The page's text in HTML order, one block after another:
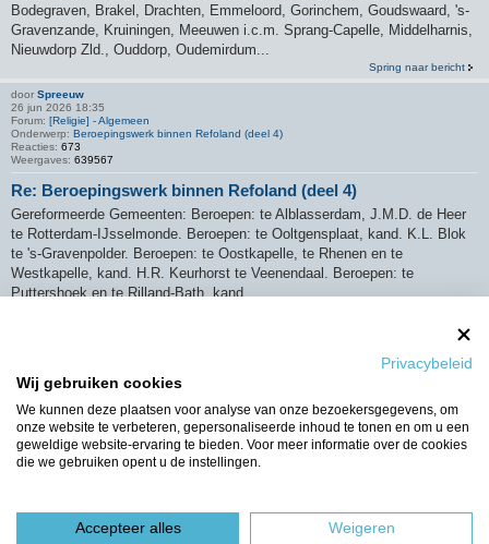
Bodegraven, Brakel, Drachten, Emmeloord, Gorinchem, Goudswaard, 's-
Gravenzande, Kruiningen, Meeuwen i.c.m. Sprang-Capelle, Middelharnis,
Nieuwdorp Zld., Ouddorp, Oudemirdum...
Spring naar bericht
door Spreeuw
26 jun 2026 18:35
Forum: [Religie] - Algemeen
Onderwerp: Beroepingswerk binnen Refoland (deel 4)
Reacties: 673
Weergaves: 639567
Re: Beroepingswerk binnen Refoland (deel 4)
Gereformeerde Gemeenten: Beroepen: te Alblasserdam, J.M.D. de Heer
te Rotterdam-IJsselmonde. Beroepen: te Ooltgensplaat, kand. K.L. Blok
te 's-Gravenpolder. Beroepen: te Oostkapelle, te Rhenen en te
Westkapelle, kand. H.R. Keurhorst te Veenendaal. Beroepen: te
Puttershoek en te Rilland-Bath, kand. ...
Er zijn 4582 resultaten gevonden
Privacybeleid
Wij gebruiken cookies
We kunnen deze plaatsen voor analyse van onze bezoekersgegevens, om
onze website te verbeteren, gepersonaliseerde inhoud te tonen en om u een
geweldige website-ervaring te bieden. Voor meer informatie over de cookies
die we gebruiken opent u de instellingen.
Accepteer alles Weigeren